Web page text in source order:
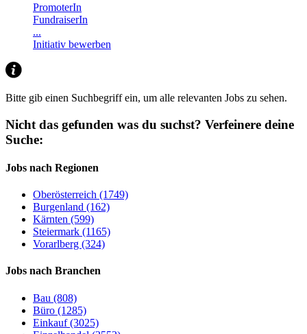
PromoterIn
FundraiserIn
...
Initiativ bewerben
Bitte gib einen Suchbegriff ein, um alle relevanten Jobs zu sehen.
Nicht das gefunden was du suchst? Verfeinere deine
Suche:
Jobs nach Regionen
Oberösterreich (1749)
Burgenland (162)
Kärnten (599)
Steiermark (1165)
Vorarlberg (324)
Jobs nach Branchen
Bau (808)
Büro (1285)
Einkauf (3025)